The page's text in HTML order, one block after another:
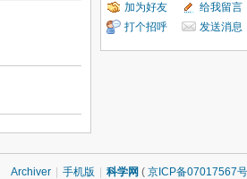
加为好友
给我留言
打个招呼
发送消息
Archiver 手机版 科学网 ( 京ICP备07017567